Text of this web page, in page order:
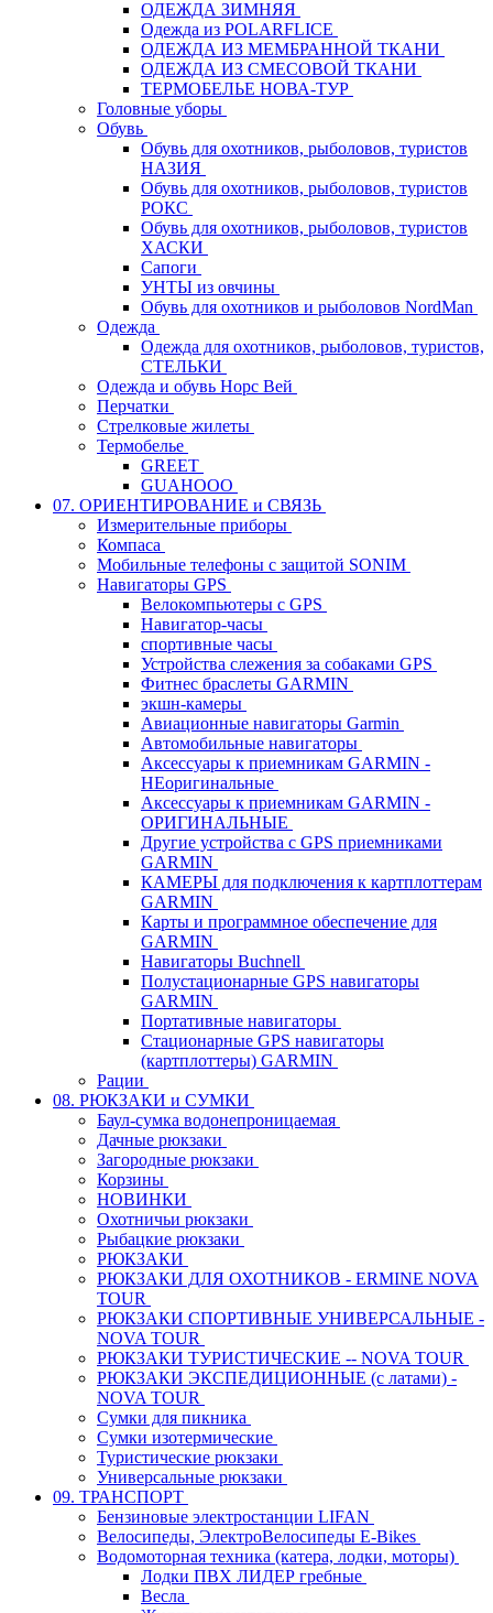
ОДЕЖДА ЗИМНЯЯ
Одежда из POLARFLICE
ОДЕЖДА ИЗ МЕМБРАННОЙ ТКАНИ
ОДЕЖДА ИЗ СМЕСОВОЙ ТКАНИ
ТЕРМОБЕЛЬЕ НОВА-ТУР
Головные уборы
Обувь
Обувь для охотников, рыболовов, туристов
НАЗИЯ
Обувь для охотников, рыболовов, туристов
РОКС
Обувь для охотников, рыболовов, туристов
ХАСКИ
Сапоги
УНТЫ из овчины
Обувь для охотников и рыболовов NordMan
Одежда
Одежда для охотников, рыболовов, туристов,
СТЕЛЬКИ
Одежда и обувь Норс Вей
Перчатки
Стрелковые жилеты
Термобелье
GREET
GUAHOOO
07. ОРИЕНТИРОВАНИЕ и СВЯЗЬ
Измерительные приборы
Компаса
Мобильные телефоны с защитой SONIM
Навигаторы GPS
Велокомпьютеры с GPS
Навигатор-часы
спортивные часы
Устройства слежения за собаками GPS
Фитнес браслеты GARMIN
экшн-камеры
Авиационные навигаторы Garmin
Автомобильные навигаторы
Аксессуары к приемникам GARMIN -
НЕоригинальные
Аксессуары к приемникам GARMIN -
ОРИГИНАЛЬНЫЕ
Другие устройства с GPS приемниками
GARMIN
КАМЕРЫ для подключения к картплоттерам
GARMIN
Карты и программное обеспечение для
GARMIN
Навигаторы Buchnell
Полустационарные GPS навигаторы
GARMIN
Портативные навигаторы
Стационарные GPS навигаторы
(картплоттеры) GARMIN
Рации
08. РЮКЗАКИ и СУМКИ
Баул-сумка водонепроницаемая
Дачные рюкзаки
Загородные рюкзаки
Корзины
НОВИНКИ
Охотничьи рюкзаки
Рыбацкие рюкзаки
РЮКЗАКИ
РЮКЗАКИ ДЛЯ ОХОТНИКОВ - ERMINE NOVA
TOUR
РЮКЗАКИ СПОРТИВНЫЕ УНИВЕРСАЛЬНЫЕ -
NOVA TOUR
РЮКЗАКИ ТУРИСТИЧЕСКИЕ -- NOVA TOUR
РЮКЗАКИ ЭКСПЕДИЦИОННЫЕ (с латами) -
NOVA TOUR
Сумки для пикника
Сумки изотермические
Туристические рюкзаки
Универсальные рюкзаки
09. ТРАНСПОРТ
Бензиновые электростанции LIFAN
Велосипеды, ЭлектроВелосипеды E-Bikes
Водомоторная техника (катера, лодки, моторы)
Лодки ПВХ ЛИДЕР гребные
Весла